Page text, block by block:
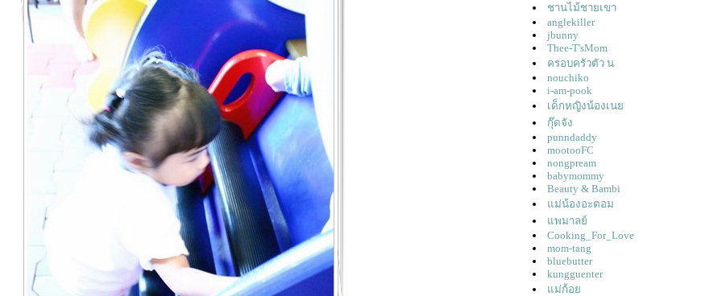
ชานไม้ชายเขา
anglekiller
jbunny
Thee-T'sMom
ครอบครัวตัว น
nouchiko
i-am-pook
เด็กหญิงน้องเน
กุ๊ดจัง
punndaddy
mootooFC
nongpream
babymommy
Beauty & Bambi
ม่น้องอะตอม
พมาลย์
Cooking_For_Love
mom-tang
bluebutter
kungguenter
ม่ก้อ